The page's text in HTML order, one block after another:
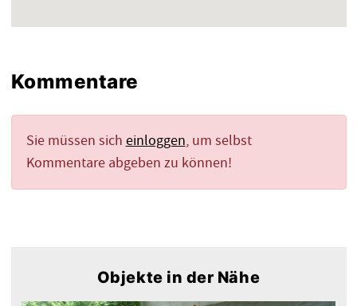
Kommentare
Sie müssen sich einloggen, um selbst
Kommentare abgeben zu können!
Objekte in der Nähe